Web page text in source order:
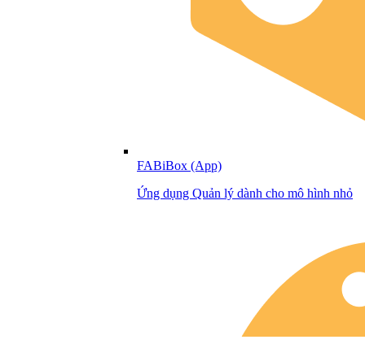
FABiBox (App)
Ứng dụng Quản lý dành cho mô hình nhỏ